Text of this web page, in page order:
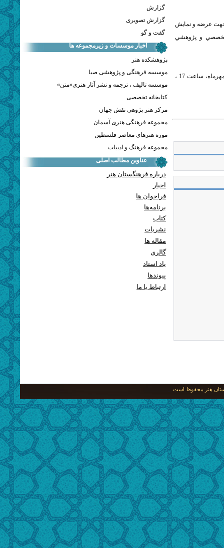
گزارش
گزارش تصویری
گفت و گو
اخبار موسسات و زیرمجموعه ها
پژوهشکده هنر
موسسه فرهنگی و پژوهشی صبا
موسسه تالیف ، ترجمه و نشر آثار هنری«متن»
کتابخانه تخصصی
مرکز هنر پژوهی نقش جهان
مجموعه فرهنگی هنری آسمان
موزه هنرهای معاصر فلسطین
مجموعه فرهنگ و ادبیات
عناوین مطالب اصلی
درباره فرهنگستان هنر
اخبار
فراخوان ها
برنامه‌ها
کتاب
نشریات
مقاله ها
گالری
یاد استاد
پيوندها
ارتباط با ما
جهت عرضه و نمايش
تخصصي و پژوهشي
اين نمايشگاه هم‌زمان با برپايي نمايشگاه آثار هنرمندان نوگراي استان لرستان روز دوشنبه 15 مهرماه، ساعت 17 ،
هنر محفوظ است.